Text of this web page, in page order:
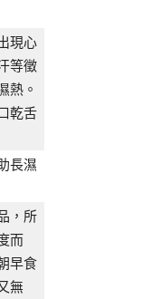
現心
等徵
熱。
乾舌
長濕
，所
而
早食
無